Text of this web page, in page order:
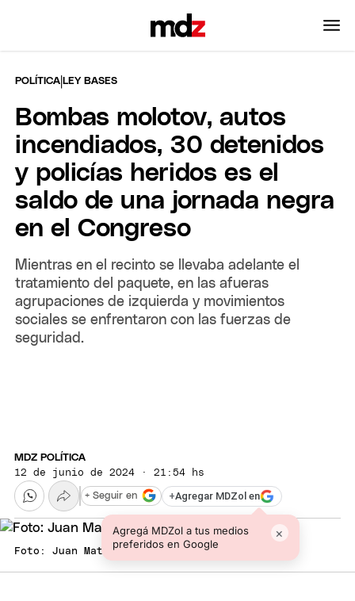
POLÍTICA |LEY BASES
Bombas molotov, autos
incendiados, 30 detenidos
y policías heridos es el
saldo de una jornada negra
en el Congreso
Mientras en el recinto se llevaba adelante el
tratamiento del paquete, en las afueras
agrupaciones de izquierda y movimientos
sociales se enfrentaron con las fuerzas de
seguridad.
MDZ POLÍTICA
12 de junio de 2024 · 21:54 hs
+Agregar MDZol en
Agregá MDZol a tus medios
preferidos en Google
×
+ Seguir en
Foto: Juan Mateo Aberastain Zubimendi/MDZ